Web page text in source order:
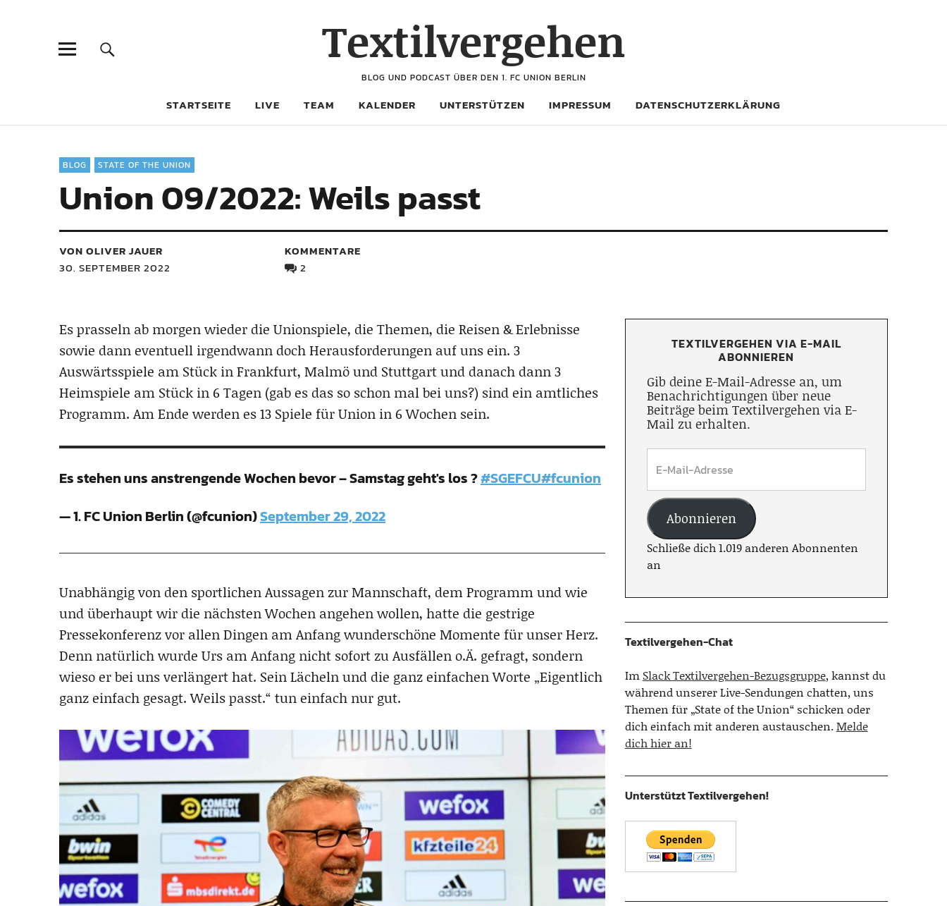
Textilvergehen
BLOG UND PODCAST ÜBER DEN 1. FC UNION BERLIN
STARTSEITE LIVE TEAM KALENDER UNTERSTÜTZEN IMPRESSUM DATENSCHUTZERKLÄRUNG
BLOG STATE OF THE UNION
Union 09/2022: Weils passt
VON OLIVER JAUER
30. SEPTEMBER 2022
KOMMENTARE
2
Es prasseln ab morgen wieder die Unionspiele, die Themen, die Reisen & Erlebnisse
sowie dann eventuell irgendwann doch Herausforderungen auf uns ein. 3
Auswärtsspiele am Stück in Frankfurt, Malmö und Stuttgart und danach dann 3
Heimspiele am Stück in 6 Tagen (gab es das so schon mal bei uns?) sind ein amtliches
Programm. Am Ende werden es 13 Spiele für Union in 6 Wochen sein.
Es stehen uns anstrengende Wochen bevor – Samstag geht's los ?#SGEFCU#fcunion
— 1. FC Union Berlin (@fcunion)September 29, 2022
Unabhängig von den sportlichen Aussagen zur Mannschaft, dem Programm und wie
und überhaupt wir die nächsten Wochen angehen wollen, hatte die gestrige
Pressekonferenz vor allen Dingen am Anfang wunderschöne Momente für unser Herz.
Denn natürlich wurde Urs am Anfang nicht sofort zu Ausfällen o.Ä. gefragt, sondern
wieso er bei uns verlängert hat. Sein Lächeln und die ganz einfachen Worte „Eigentlich
ganz einfach gesagt. Weils passt.“ tun einfach nur gut.
TEXTILVERGEHEN VIA E-MAIL
ABONNIEREN
Gib deine E-Mail-Adresse an, um
Benachrichtigungen über neue
Beiträge beim Textilvergehen via E-
Mail zu erhalten.
Abonnieren
Schließe dich 1.019 anderen Abonnenten
an
Textilvergehen-Chat
Im Slack Textilvergehen-Bezugsgruppe, kannst du
während unserer Live-Sendungen chatten, uns
Themen für „State of the Union“ schicken oder
dich einfach mit anderen austauschen.Melde
dich hier an!
Unterstützt Textilvergehen!